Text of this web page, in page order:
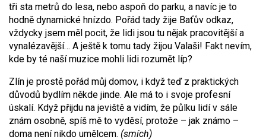
tři sta metrů do lesa, nebo aspoň do parku, a navíc je to
hodně dynamické hnízdo. Pořád tady žije Baťův odkaz,
vždycky jsem měl pocit, že lidi jsou tu nějak pracovitější a
vynalézavější… A ještě k tomu tady žijou Valaši! Fakt nevím,
kde by té naší muzice mohli lidi rozumět líp?
Zlín je prostě pořád můj domov, i když teď z praktických
důvodů bydlím někde jinde. Ale má to i svoje profesní
úskalí. Když přijdu na jeviště a vidím, že půlku lidí v sále
znám osobně, spíš mě to vyděsí, protože – jak známo –
doma není nikdo umělcem. (smích)